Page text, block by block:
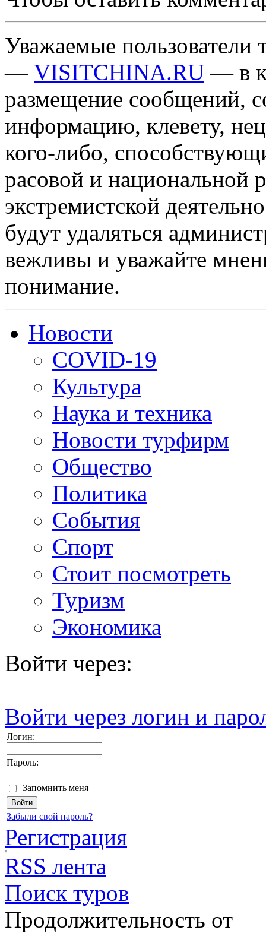
Уважаемые пользователи
— VISITCHINA.RU — в
размещение сообщений,
информацию, клевету,
кого-либо,
расовой и национальной
экстремистской
будут удаляться
вежливы и уважайте
понимание.
Новости
COVID-19
Культура
Наука и техника
Новости турфирм
Общество
Политика
События
Спорт
Стоит посмотреть
Туризм
Экономика
Войти через:
Войти через логин и
Логин:
Пароль:
Запомнить меня
Забыли свой пароль?
Регистрация
RSS лента
Поиск туров
Продолжительность от